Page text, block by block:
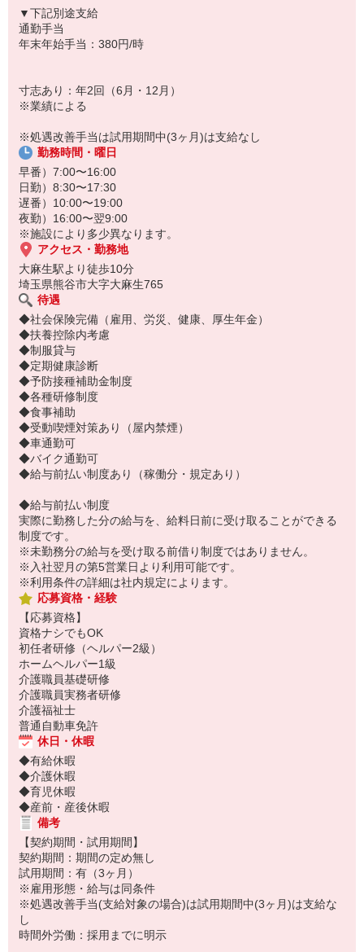
▼下記別途支給
通勤手当
年末年始手当：380円/時
寸志あり：年2回（6月・12月）
※業績による
※処遇改善手当は試用期間中(3ヶ月)は支給なし
勤務時間・曜日
早番）7:00〜16:00
日勤）8:30〜17:30
遅番）10:00〜19:00
夜勤）16:00〜翌9:00
※施設により多少異なります。
アクセス・勤務地
大麻生駅より徒歩10分
埼玉県熊谷市大字大麻生765
待遇
◆社会保険完備（雇用、労災、健康、厚生年金）
◆扶養控除内考慮
◆制服貸与
◆定期健康診断
◆予防接種補助金制度
◆各種研修制度
◆食事補助
◆受動喫煙対策あり（屋内禁煙）
◆車通勤可
◆バイク通勤可
◆給与前払い制度あり（稼働分・規定あり）
◆給与前払い制度
実際に勤務した分の給与を、給料日前に受け取ることができる
制度です。
※未勤務分の給与を受け取る前借り制度ではありません。
※入社翌月の第5営業日より利用可能です。
※利用条件の詳細は社内規定によります。
応募資格・経験
【応募資格】
資格ナシでもOK
初任者研修（ヘルパー2級）
ホームヘルパー1級
介護職員基礎研修
介護職員実務者研修
介護福祉士
普通自動車免許
休日・休暇
◆有給休暇
◆介護休暇
◆育児休暇
◆産前・産後休暇
備考
【契約期間・試用期間】
契約期間：期間の定め無し
試用期間：有（3ヶ月）
※雇用形態・給与は同条件
※処遇改善手当(支給対象の場合)は試用期間中(3ヶ月)は支給な
し
時間外労働：採用までに明示